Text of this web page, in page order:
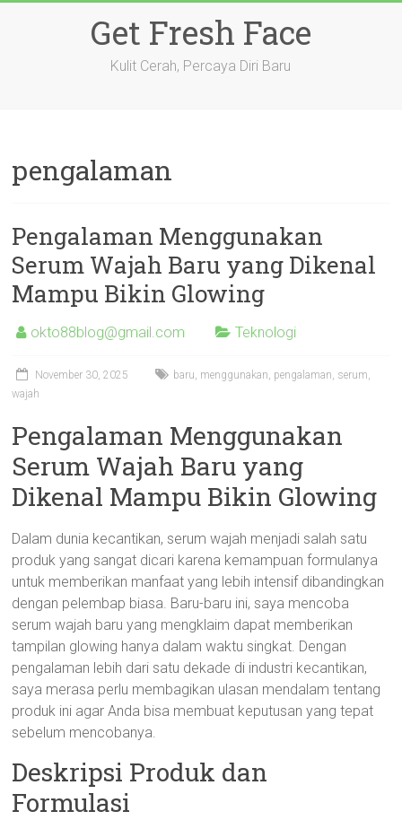
Get Fresh Face
Kulit Cerah, Percaya Diri Baru
pengalaman
Pengalaman Menggunakan
Serum Wajah Baru yang Dikenal
Mampu Bikin Glowing
okto88blog@gmail.com Teknologi
November 30, 2025 baru, menggunakan, pengalaman, serum,
wajah
Pengalaman Menggunakan
Serum Wajah Baru yang
Dikenal Mampu Bikin Glowing
Dalam dunia kecantikan, serum wajah menjadi salah satu
produk yang sangat dicari karena kemampuan formulanya
untuk memberikan manfaat yang lebih intensif dibandingkan
dengan pelembap biasa. Baru-baru ini, saya mencoba
serum wajah baru yang mengklaim dapat memberikan
tampilan glowing hanya dalam waktu singkat. Dengan
pengalaman lebih dari satu dekade di industri kecantikan,
saya merasa perlu membagikan ulasan mendalam tentang
produk ini agar Anda bisa membuat keputusan yang tepat
sebelum mencobanya.
Deskripsi Produk dan
Formulasi